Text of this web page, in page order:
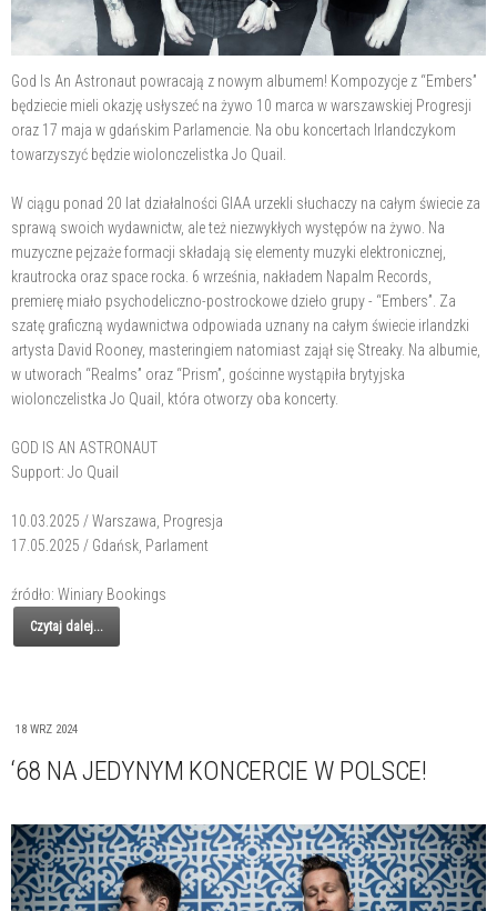
God Is An Astronaut powracają z nowym albumem! Kompozycje z “Embers”
będziecie mieli okazję usłyszeć na żywo 10 marca w warszawskiej Progresji
oraz 17 maja w gdańskim Parlamencie. Na obu koncertach Irlandczykom
towarzyszyć będzie wiolonczelistka Jo Quail.
W ciągu ponad 20 lat działalności GIAA urzekli słuchaczy na całym świecie za
sprawą swoich wydawnictw, ale też niezwykłych występów na żywo. Na
muzyczne pejzaże formacji składają się elementy muzyki elektronicznej,
krautrocka oraz space rocka. 6 września, nakładem Napalm Records,
premierę miało psychodeliczno-postrockowe dzieło grupy - “Embers”. Za
szatę graficzną wydawnictwa odpowiada uznany na całym świecie irlandzki
artysta David Rooney, masteringiem natomiast zajął się Streaky. Na albumie,
w utworach “Realms” oraz “Prism”, gościnne wystąpiła brytyjska
wiolonczelistka Jo Quail, która otworzy oba koncerty.
GOD IS AN ASTRONAUT
Support: Jo Quail
10.03.2025 / Warszawa, Progresja
17.05.2025 / Gdańsk, Parlament
źródło: Winiary Bookings
Czytaj dalej...
18 WRZ 2024
‘68 NA JEDYNYM KONCERCIE W POLSCE!